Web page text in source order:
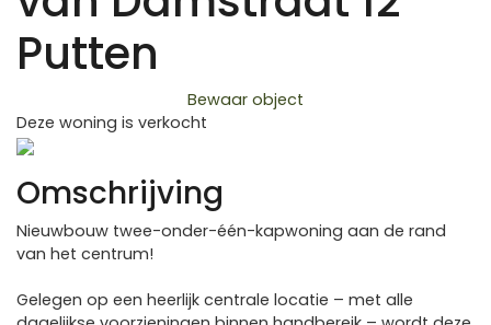
Putten
Bewaar object
Deze woning is verkocht
Omschrijving
Nieuwbouw twee-onder-één-kapwoning aan de rand
van het centrum!
Gelegen op een heerlijk centrale locatie – met alle